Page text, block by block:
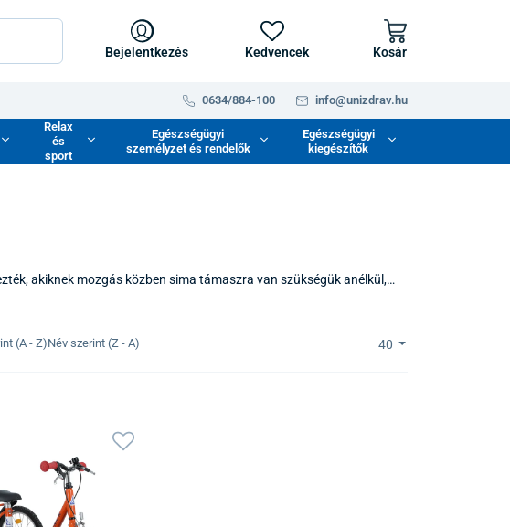
Bejelentkezés Kedvencek Kosár
0634/884-100 info@unizdrav.hu
Relax
és
sport
Egészségügyi
személyzet és rendelők
Egészségügyi
kiegészítők
akiknek mozgás közben sima támaszra van szükségük anélkül,
kerékpáron. A háromkerekű kerékpár kialakítása stabilitást és
(A - Z)Név szerint (Z - A) 40